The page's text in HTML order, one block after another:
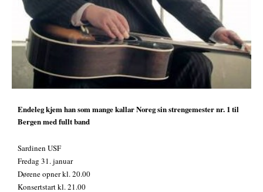
Endeleg kjem han som mange kallar Noreg sin strengemester nr. 1 til
Bergen med fullt band
Sardinen USF
Fredag 31. januar
Dørene opner kl. 20.00
Konsertstart kl. 21.00